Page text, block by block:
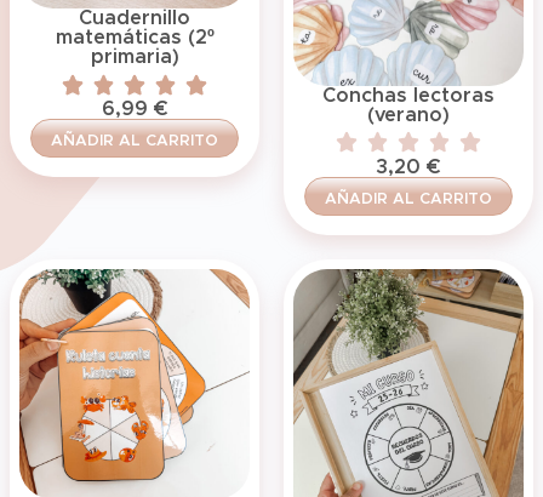
Cuadernillo
matemáticas (2º
primaria)
6,99 €
AÑADIR AL CARRITO
Conchas lectoras
(verano)
3,20 €
AÑADIR AL CARRITO